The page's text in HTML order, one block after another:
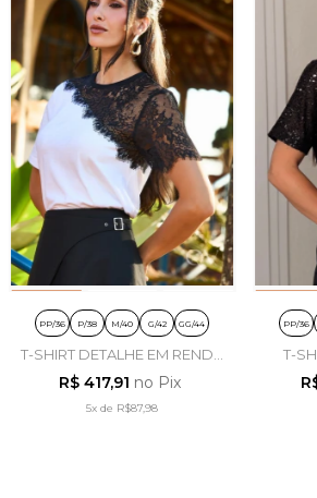
PP/36 P/38 M/40 G/42 GG/44
T-SHIRT DETALHE EM RENDA
EM MALHA P&B - LUZIA
FAZZOLLI
R$ 417,91 no Pix
5x de R$87,98
PP/36
T-